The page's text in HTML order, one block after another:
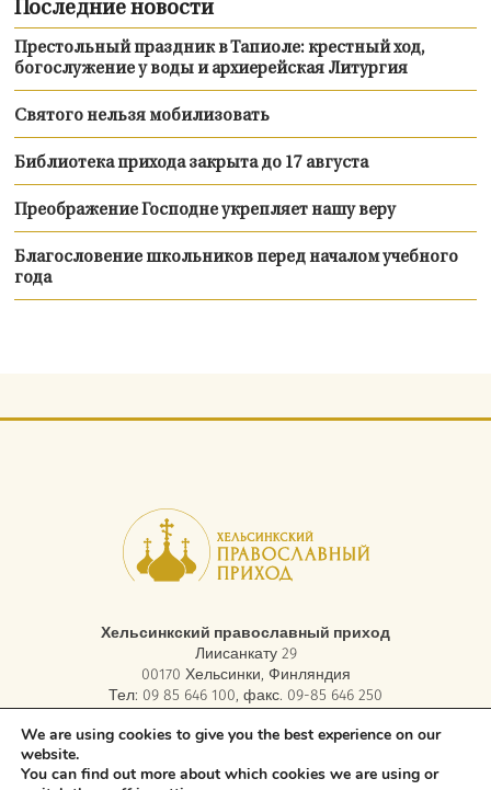
Последние новости
Престольный праздник в Тапиоле: крестный ход,
богослужение у воды и архиерейская Литургия
Святого нельзя мобилизовать
Библиотека прихода закрыта до 17 августа
Преображение Господне укрепляет нашу веру
Благословение школьников перед началом учебного
года
Хельсинкский православный приход
Лиисанкату 29
00170 Хельсинки, Финляндия
Тел: 09 85 646 100, факс. 09-85 646 250
электронная почта:asiakaspalvelu.helsinki@ort.fi
We are using cookies to give you the best experience on our
website.
You can find out more about which cookies we are using or